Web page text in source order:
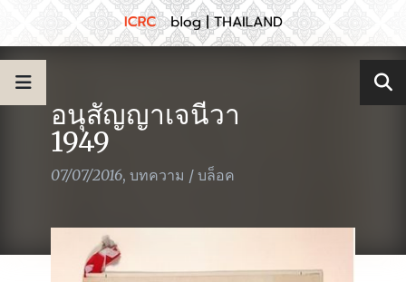
อนุสัญญาเจนีวา
1949
07/07/2016, บทความ / บล็อค